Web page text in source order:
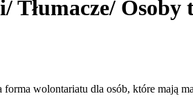
Osoby
forma wolontariatu dla osób, które mają